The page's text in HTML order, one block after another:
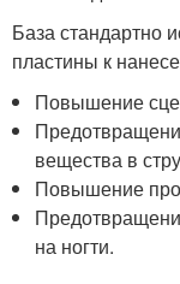
База стандартно
пластины к
Повышение
вещества в
Повышение
на ногти.